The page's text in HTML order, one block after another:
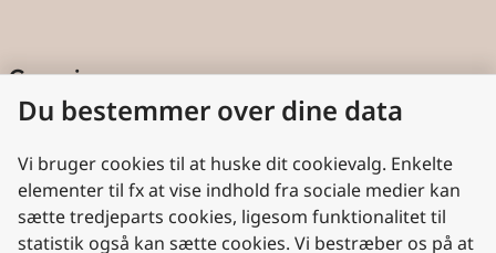
Genveje
Cookies
Aktindsigt
Persondatabeskyttelse
Du bestemmer over dine data
Vi bruger cookies til at huske dit cookievalg. Enkelte
elementer til fx at vise indhold fra sociale medier kan
sætte tredjeparts cookies, ligesom funktionalitet til
statistik også kan sætte cookies. Vi bestræber os på at